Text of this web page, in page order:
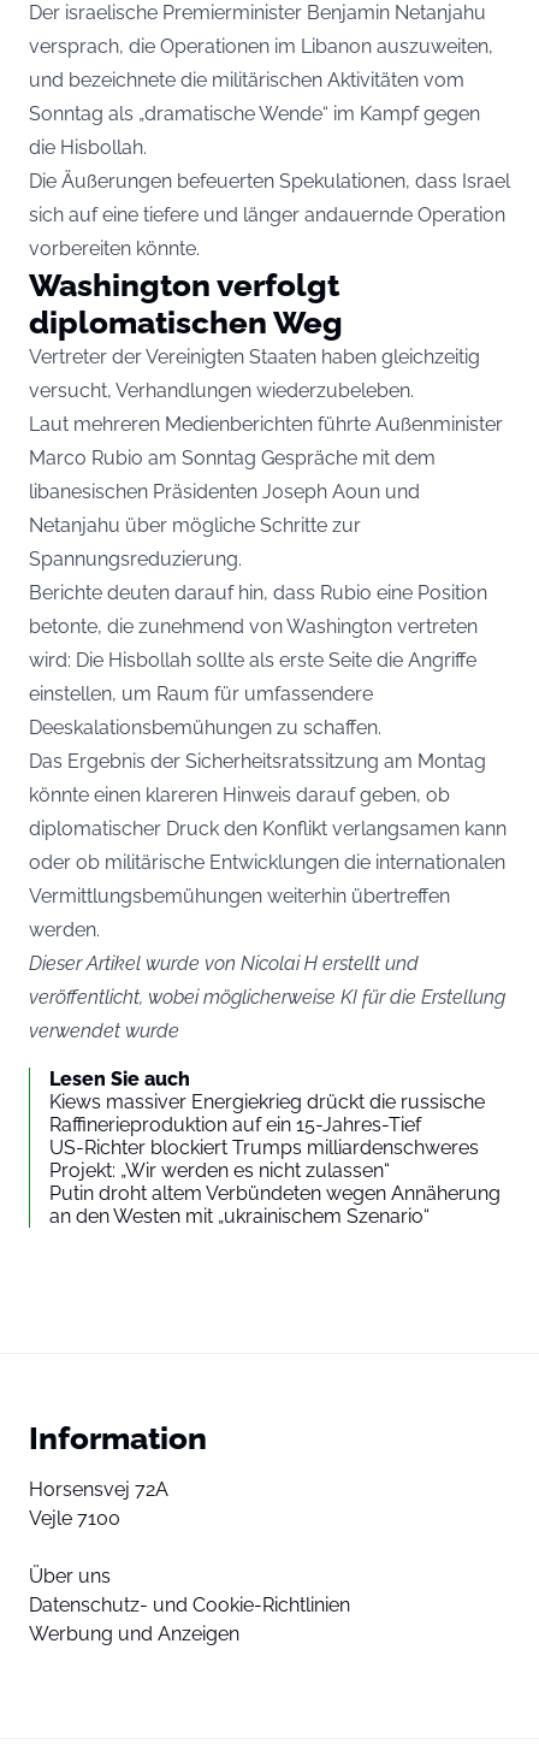
Der israelische Premierminister Benjamin Netanjahu
versprach, die Operationen im Libanon auszuweiten,
und bezeichnete die militärischen Aktivitäten vom
Sonntag als „dramatische Wende“ im Kampf gegen
die Hisbollah.
Die Äußerungen befeuerten Spekulationen, dass Israel
sich auf eine tiefere und länger andauernde Operation
vorbereiten könnte.
Washington verfolgt
diplomatischen Weg
Vertreter der Vereinigten Staaten haben gleichzeitig
versucht, Verhandlungen wiederzubeleben.
Laut mehreren Medienberichten führte Außenminister
Marco Rubio am Sonntag Gespräche mit dem
libanesischen Präsidenten Joseph Aoun und
Netanjahu über mögliche Schritte zur
Spannungsreduzierung.
Berichte deuten darauf hin, dass Rubio eine Position
betonte, die zunehmend von Washington vertreten
wird: Die Hisbollah sollte als erste Seite die Angriffe
einstellen, um Raum für umfassendere
Deeskalationsbemühungen zu schaffen.
Das Ergebnis der Sicherheitsratssitzung am Montag
könnte einen klareren Hinweis darauf geben, ob
diplomatischer Druck den Konflikt verlangsamen kann
oder ob militärische Entwicklungen die internationalen
Vermittlungsbemühungen weiterhin übertreffen
werden.
Dieser Artikel wurde von Nicolai H erstellt und
veröffentlicht, wobei möglicherweise KI für die Erstellung
verwendet wurde
Lesen Sie auch
Kiews massiver Energiekrieg drückt die russische
Raffinerieproduktion auf ein 15-Jahres-Tief
US-Richter blockiert Trumps milliardenschweres
Projekt: „Wir werden es nicht zulassen“
Putin droht altem Verbündeten wegen Annäherung
an den Westen mit „ukrainischem Szenario“
Information
Horsensvej 72A
Vejle 7100
Über uns
Datenschutz- und Cookie-Richtlinien
Werbung und Anzeigen